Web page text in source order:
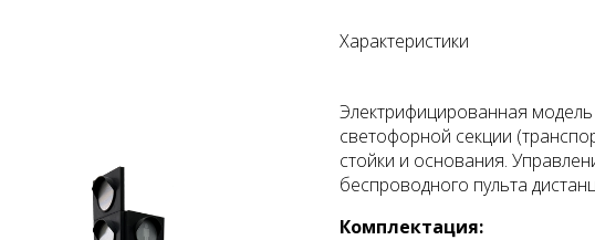
Характеристики
Электрифицированная
светофорной секции
стойки и основания.
беспроводного пульта
Комплектация: